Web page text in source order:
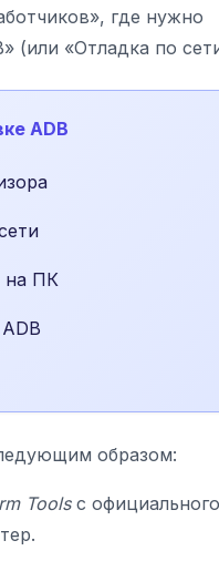
где нужно
(или «Отладка по
ADB
на ПК
образом:
Toolsс официального